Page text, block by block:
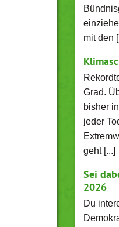
mit den
Grad.
bisher
jeder
geht [...]
Sei
2026
Du